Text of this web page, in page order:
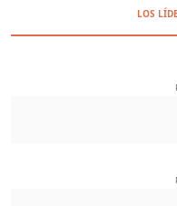
LOS